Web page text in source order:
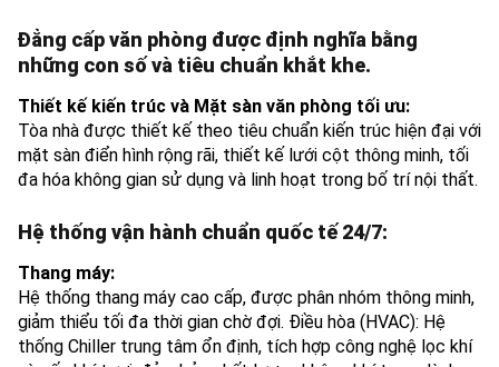
Đẳng cấp văn phòng được định nghĩa bằng
những con số và tiêu chuẩn khắt khe.
Thiết kế kiến trúc và Mặt sàn văn phòng tối ưu:
Tòa nhà được thiết kế theo tiêu chuẩn kiến trúc hiện đại với
mặt sàn điển hình rộng rãi, thiết kế lưới cột thông minh, tối
đa hóa không gian sử dụng và linh hoạt trong bố trí nội thất.
Hệ thống vận hành chuẩn quốc tế 24/7:
Thang máy:
Hệ thống thang máy cao cấp, được phân nhóm thông minh,
giảm thiểu tối đa thời gian chờ đợi. Điều hòa (HVAC): Hệ
thống Chiller trung tâm ổn định, tích hợp công nghệ lọc khí